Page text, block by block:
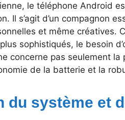
le téléphone Android
Il s’agit d’un compagnon
et même créatives.
sophistiqués, le besoin
concerne pas seulement
de la batterie et la
du système et